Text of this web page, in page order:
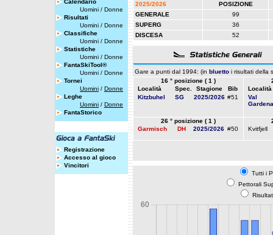
Calendario
Uomini / Donne
Risultati
Uomini / Donne
Classifiche
Uomini / Donne
Statistiche
Uomini / Donne
FantaSkiTool®
Uomini / Donne
Tornei
Uomini / Donne
Leghe
Uomini / Donne
FantaStorico
Registrazione
Accesso al gioco
Vincitori
2025/2026
POSIZIONE
GENERALE
99
SUPERG
36
DISCESA
52
Gare a punti dal 1994: (in bluetto i risultati della
16 ° posizione ( 1 )
Località
Spec. Stagione
Bib
Kitzbuhel
SG 2025/2026 #51
Località
Val
Gardena
26 ° posizione ( 1 )
Garmisch
DH 2025/2026 #50
Kvitfjell
Tutti i
Pettorali